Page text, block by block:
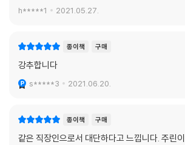
워런 버핏도 투자하는 S&P500 ETF
세계 3대 운용사 상품을 선택하면 무난! -SPY,
36 미국 IT 집중투자-나스닥100 ETF (QQQ,
미국 4차산업을 주도하는 기술주에 투자하고 싶다
나스닥100을 따르는 대표상품은 QQQ ETF
QQQ ETF보다 수수료가 저렴한 QQQM ETF 추
h*****1 2021.05.27.
종이책 구매
강추합니다
s*****3 2021.06.20.
종이책 구매
같은 직장인으로서 대단하다고 느낍니다. 주린